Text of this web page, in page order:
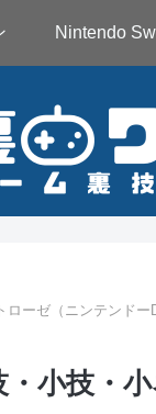
Nintendo
ローゼ（ニンテンドー
小技・小